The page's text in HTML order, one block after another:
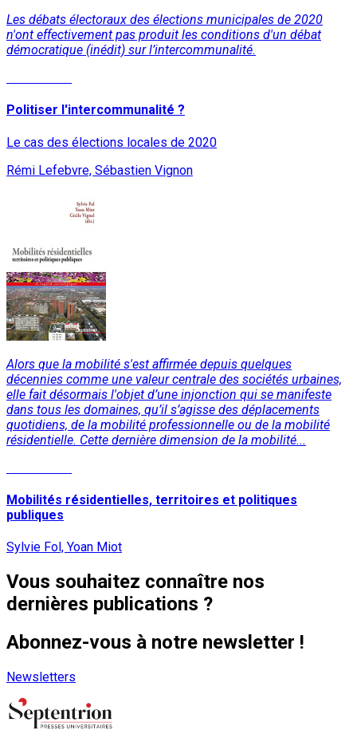
Les débats électoraux des élections municipales de 2020
n'ont effectivement pas produit les conditions d'un débat
démocratique (inédit) sur l’intercommunalité.
Politiser l'intercommunalité ?
Le cas des élections locales de 2020
Rémi Lefebvre, Sébastien Vignon
Alors que la mobilité s'est affirmée depuis quelques
décennies comme une valeur centrale des sociétés urbaines,
elle fait désormais l'objet d’une injonction qui se manifeste
dans tous les domaines, qu’il s’agisse des déplacements
quotidiens, de la mobilité professionnelle ou de la mobilité
résidentielle. Cette dernière dimension de la mobilité...
Mobilités résidentielles, territoires et politiques
publiques
Sylvie Fol, Yoan Miot
Vous souhaitez connaître nos
dernières publications ?
Abonnez-vous à notre newsletter !
Newsletters